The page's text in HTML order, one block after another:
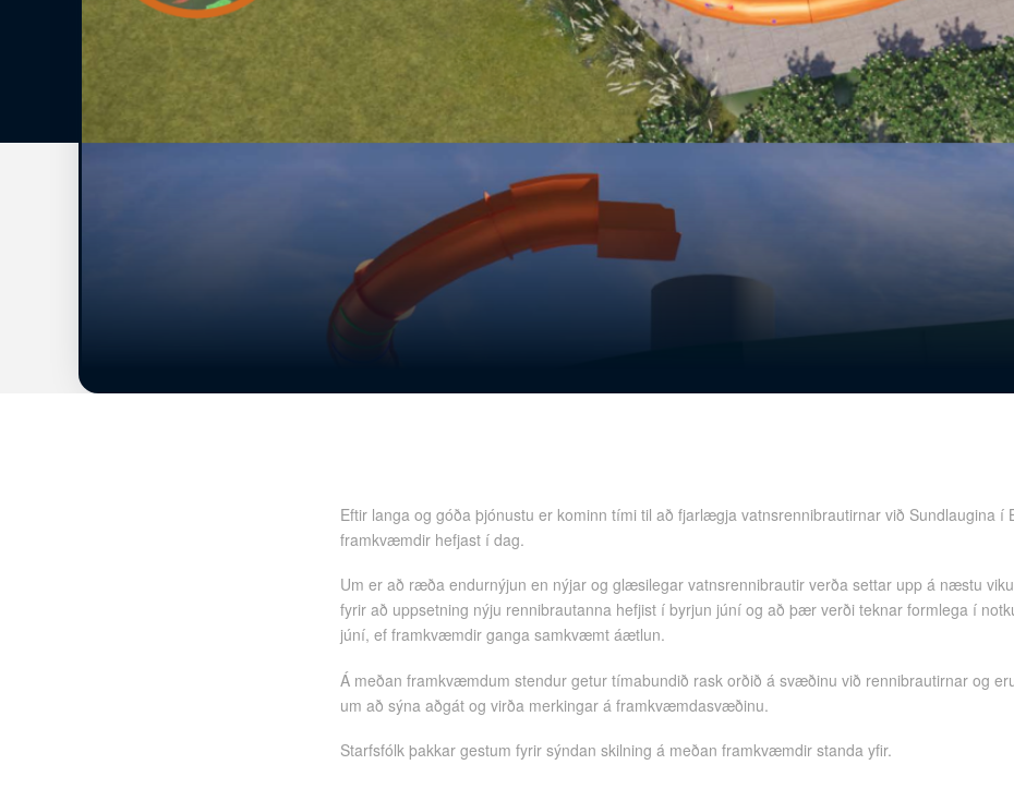
Eftir langa og góða þjónustu er kominn tími til að fjarlægja vatnsrennibrautirnar við Sundlaugina í
framkvæmdir hefjast í dag.
Um er að ræða endurnýjun en nýjar og glæsilegar vatnsrennibrautir verða settar upp á næstu
fyrir að uppsetning nýju rennibrautanna hefjist í byrjun júní og að þær verði teknar formlega í
júní, ef framkvæmdir ganga samkvæmt áætlun.
Á meðan framkvæmdum stendur getur tímabundið rask orðið á svæðinu við rennibrautirnar og
um að sýna aðgát og virða merkingar á framkvæmdasvæðinu.
Starfsfólk þakkar gestum fyrir sýndan skilning á meðan framkvæmdir standa yfir.